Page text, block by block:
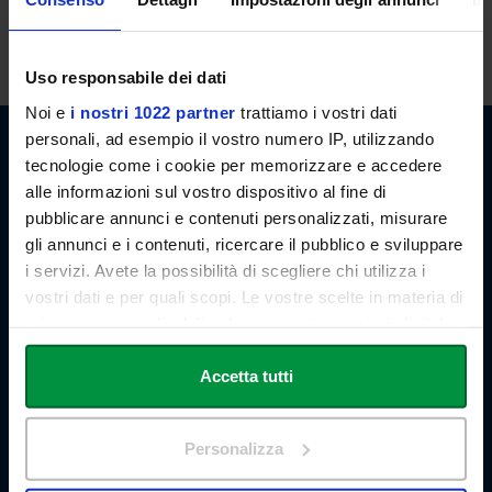
Uso responsabile dei dati
Noi e i nostri 1022 partner trattiamo i vostri dati
personali, ad esempio il vostro numero IP, utilizzando
tecnologie come i cookie per memorizzare e accedere
alle informazioni sul vostro dispositivo al fine di
pubblicare annunci e contenuti personalizzati, misurare
gli annunci e i contenuti, ricercare il pubblico e sviluppare
i servizi. Avete la possibilità di scegliere chi utilizza i
vostri dati e per quali scopi. Le vostre scelte in materia di
in cui avete effettuato le vostre scelte. È possibile
modificare o revocare il proprio consenso in qualsiasi
momento dalla Dichiarazione sui cookie o facendo clic
Con il tuo consenso, vorremmo anche:
Accetta tutti
Personalizza
Link Campus University
Via del Casale di San Pio V, 44
00165 Roma - Italia
info@unilink.it
Tel:+39 06 3400 6000
SHORTCUTS
About Us
The Branches